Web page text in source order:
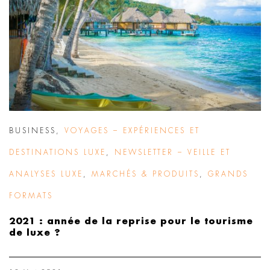
BUSINESS VOYAGES – EXPÉRIENCES ET
DESTINATIONS LUXE NEWSLETTER – VEILLE ET
ANALYSES LUXE MARCHÉS & PRODUITS GRANDS
FORMATS
2021 : année de la reprise pour le tourisme
de luxe ?